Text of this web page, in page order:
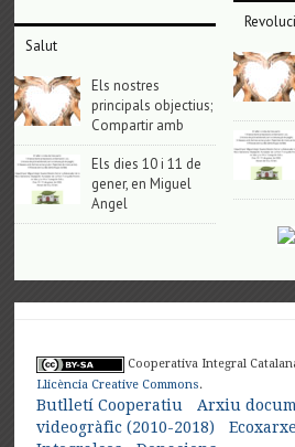
Salut
Els nostres
principals objectius;
Compartir amb
Els dies 10 i 11 de
gener, en Miguel
Angel
Cooperativa Integral
Llicència Creative Commons.
Butlletí Cooperatiu
Arxiu
videogràfic (2010-2018)